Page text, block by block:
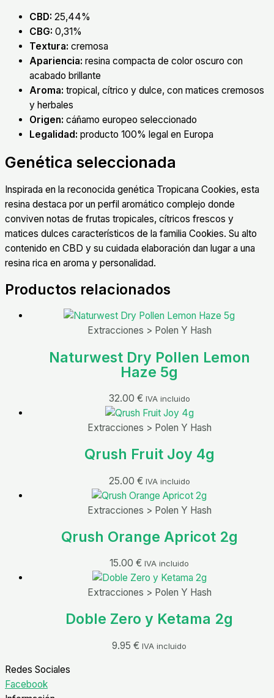
CBD: 25,44%
CBG: 0,31%
Textura: cremosa
Apariencia: resina compacta de color oscuro con
acabado brillante
Aroma: tropical, cítrico y dulce, con matices cremosos
y herbales
Origen: cáñamo europeo seleccionado
Legalidad: producto 100% legal en Europa
Genética seleccionada
Inspirada en la reconocida genética Tropicana Cookies, esta
resina destaca por un perfil aromático complejo donde
conviven notas de frutas tropicales, cítricos frescos y
matices dulces característicos de la familia Cookies. Su alto
contenido en CBD y su cuidada elaboración dan lugar a una
resina rica en aroma y personalidad.
Productos relacionados
Extracciones > Polen Y Hash
Naturwest Dry Pollen Lemon
Haze 5g
32.00 € IVA incluido
Extracciones > Polen Y Hash
Qrush Fruit Joy 4g
25.00 € IVA incluido
Extracciones > Polen Y Hash
Qrush Orange Apricot 2g
15.00 € IVA incluido
Extracciones > Polen Y Hash
Doble Zero y Ketama 2g
9.95 € IVA incluido
Redes Sociales
Facebook